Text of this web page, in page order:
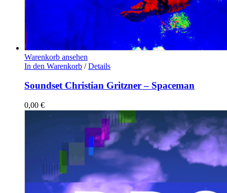
Warenkorb ansehen
In den Warenkorb / Details
Soundset Christian Gritzner – Spaceman
0,00 €